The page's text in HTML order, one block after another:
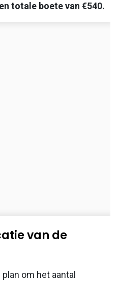
totale boete van €540.
van de
om het aantal